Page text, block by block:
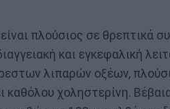
πλούσιος σε θρεπτικά
και εγκεφαλική
λιπαρών οξέων,
χοληστερίνη.